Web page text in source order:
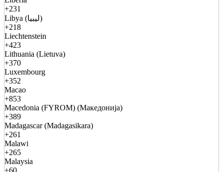
+231
Libya (ليبيا)
+218
Liechtenstein
+423
Lithuania (Lietuva)
+370
Luxembourg
+352
Macao
+853
Macedonia (FYROM) (Македонија)
+389
Madagascar (Madagasikara)
+261
Malawi
+265
Malaysia